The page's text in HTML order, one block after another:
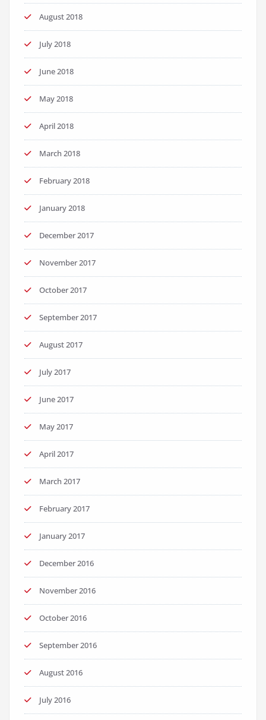
August 2018
July 2018
June 2018
May 2018
April 2018
March 2018
February 2018
January 2018
December 2017
November 2017
October 2017
September 2017
August 2017
July 2017
June 2017
May 2017
April 2017
March 2017
February 2017
January 2017
December 2016
November 2016
October 2016
September 2016
August 2016
July 2016